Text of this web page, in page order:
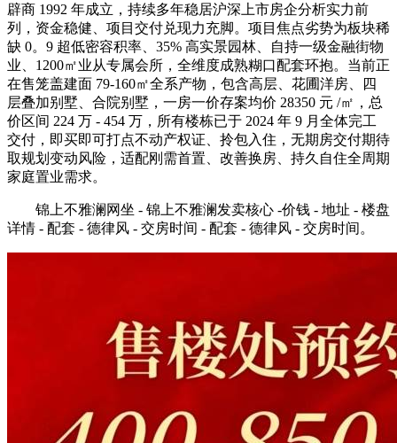
辟商 1992 年成立，持续多年稳居沪深上市房企分析实力前
列，资金稳健、项目交付兑现力充脚。项目焦点劣势为板块稀
缺 0。9 超低密容积率、35% 高实景园林、自持一级金融街物
业、1200㎡业从专属会所，全维度成熟糊口配套环抱。当前正
在售笼盖建面 79-160㎡全系产物，包含高层、花圃洋房、四
层叠加别墅、合院别墅，一房一价存案均价 28350 元 /㎡，总
价区间 224 万 - 454 万，所有楼栋已于 2024 年 9 月全体完工
交付，即买即可打点不动产权证、拎包入住，无期房交付期待
取规划变动风险，适配刚需首置、改善换房、持久自住全周期
家庭置业需求。
锦上不雅澜网坐 - 锦上不雅澜发卖核心 -价钱 - 地址 - 楼盘
详情 - 配套 - 德律风 - 交房时间 - 配套 - 德律风 - 交房时间。